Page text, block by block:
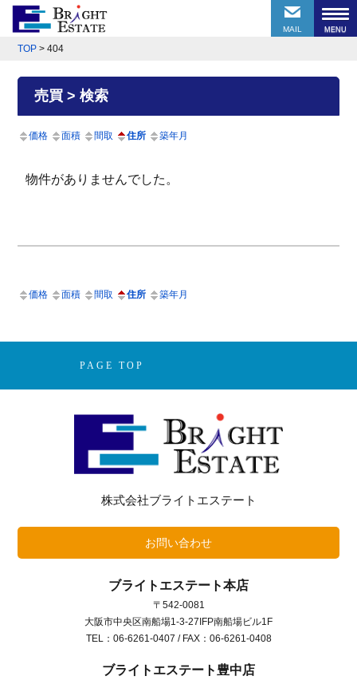
MAIL
TOP >404
売買 > 検索
価格 面積 間取 住所 築年月
物件がありませんでした。
価格 面積 間取 住所 築年月
PAGE TOP
株式会社ブライトエステート
お問い合わせ
ブライトエステート本店
〒542-0081
大阪市中央区南船場1-3-27IFP南船場ビル1F
TEL：06-6261-0407 / FAX：06-6261-0408
ブライトエステート豊中店